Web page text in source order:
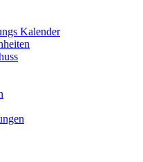
Kalender